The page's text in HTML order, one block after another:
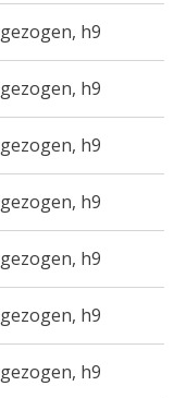
gezogen, h9
gezogen, h9
gezogen, h9
gezogen, h9
gezogen, h9
gezogen, h9
gezogen, h9